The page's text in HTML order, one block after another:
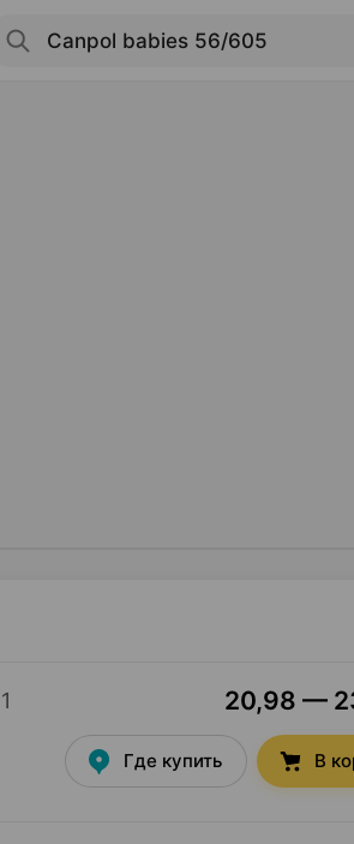
1 20,98 —
Где купить В